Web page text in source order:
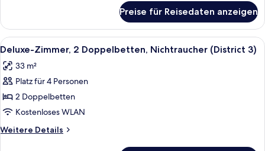
3)
anzeigen
Zimmer,
1 King-
Bett,
(District
3)
Preise für Reisedaten anzeigen
Alle
Fotos
für
Deluxe-
Zimmer,
2 Doppelbetten,
Nichtraucher
(District
Ein Hotelzimmer mit zwei Betten,
7
Deluxe-Zimmer, 2 Doppelbetten, Nichtraucher (District 3)
33 m²
Platz für 4 Personen
2 Doppelbetten
Kostenloses WLAN
Weitere Details
Weitere